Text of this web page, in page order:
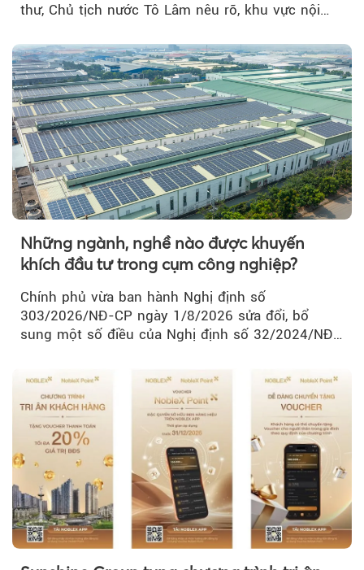
thư, Chủ tịch nước Tô Lâm nêu rõ, khu vực nội
Những ngành, nghề nào được khuyến
khích đầu tư trong cụm công nghiệp?
Chính phủ vừa ban hành Nghị định số
303/2026/NĐ-CP ngày 1/8/2026 sửa đổi, bổ
sung một số điều của Nghị định số 32/2024/NĐ-